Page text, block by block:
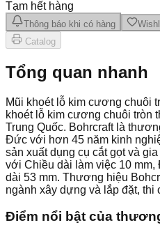
Tạm hết hàng
Thông báo khi có hàng
Catalog
Tổng quan nhanh
Mũi khoét lỗ kim cương chuôi
khoét lỗ kim cương chuôi tròn
Trung Quốc. Bohrcraft là
Đức với hơn 45 năm kinh
sản xuất dụng cụ cắt gọt và
với Chiều dài làm việc 10
dài 53 mm. Thương hiệu
ngành xây dựng và lắp đặt, thi
Điểm nổi bật của